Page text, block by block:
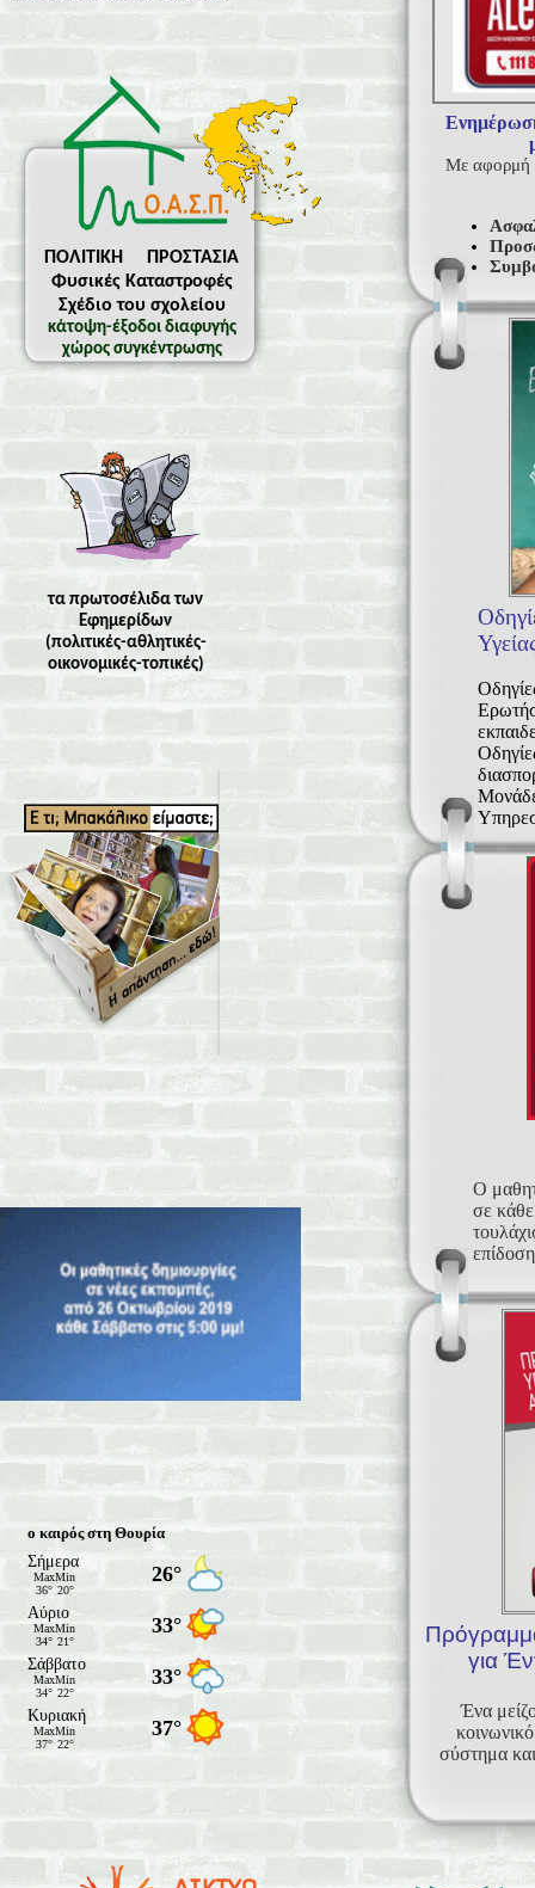
τα πρωτοσέλιδα των
Εφημερίδων
(πολιτικές-αθλητικές-
οικονομικές-τοπικές)
Ο
σε
για
Ένα
σύστημα
Με αφορμή
ο καιρός στη Θουρία
ΠΟΛΙΤΙΚΗ ΠΡΟΣΤΑΣΙΑ
Φυσικές Καταστροφές
Σχέδιο του σχολείου
κάτοψη-έξοδοι διαφυγής
χώρος συγκέντρωσης